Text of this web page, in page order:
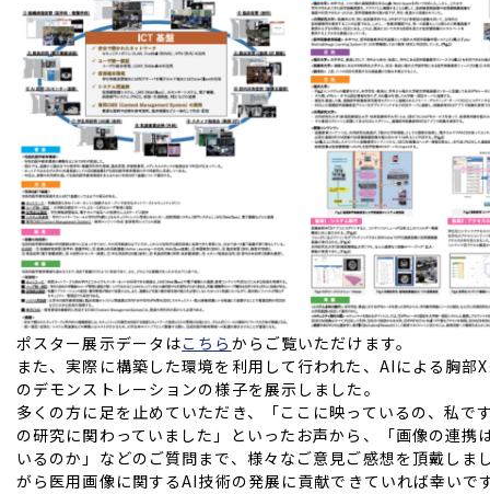
ポスター展示データはこちら からご覧いただけます。
また、実際に構築した環境を利用して行われた、AIによる胸部
のデモンストレーションの様子を展示しました。
多くの方に足を止めていただき、「ここに映っているの、私で
の研究に関わっていました」といったお声から、「画像の連携
いるのか」などのご質問まで、様々なご意見ご感想を頂戴しま
がら医用画像に関するAI技術の発展に貢献できていれば幸いで